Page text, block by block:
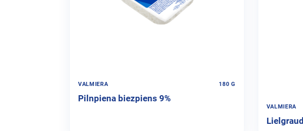
VALMIERA 180 G
Pilnpiena biezpiens 9%
VALMIERA